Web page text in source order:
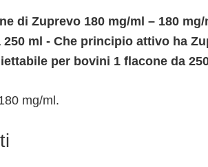
di Zuprevo 180 mg/ml – 180
250 ml - Che principio attivo ha
per bovini 1 flacone da
mg/ml.